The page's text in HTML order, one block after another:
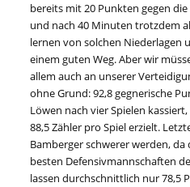
bereits mit 20 Punkten gegen
und nach 40 Minuten trotzdem
lernen von solchen Niederlagen
einem guten Weg. Aber wir
allem auch an unserer
ohne Grund: 92,8 gegnerische
Löwen nach vier Spielen
88,5 Zähler pro Spiel erzielt.
Bamberger schwerer werden,
besten Defensivmannschaften
lassen durchschnittlich nur 78,5